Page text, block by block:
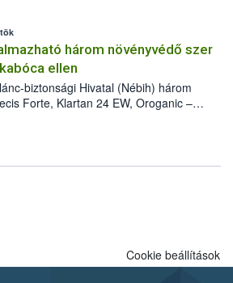
az intézkedéseket a szlovák
a terjedés megállítása érdekében.
három növényvédő szer
ellen
biztonsági Hivatal (Nébih) három
Forte, Klartan 24 EW, Oroganic –
így azok a szüretet követően,
(BBCH 91) stádiumáig
lehetőség a károsító elleni további
elérhető és ökológiai termesztésben is
Cookie beállítások